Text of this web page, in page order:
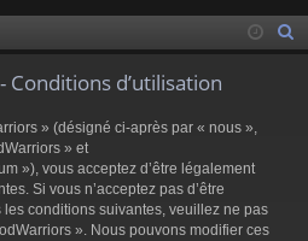
ne cri
d’utilisation
» (désigné ci-après par « nous »,
» et
»), vous acceptez d’être légalement
Si vous n’acceptez pas d’être
conditions suivantes, veuillez ne pas
». Nous pouvons modifier ces